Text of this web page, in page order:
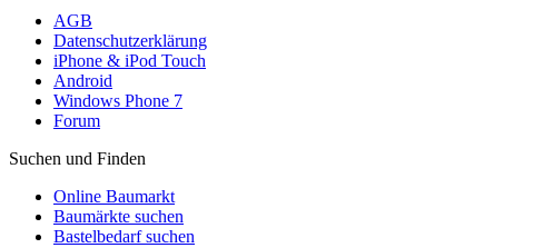
AGB
Datenschutzerklärung
iPhone & iPod Touch
Android
Windows Phone 7
Forum
Suchen und Finden
Online Baumarkt
Baumärkte suchen
Bastelbedarf suchen